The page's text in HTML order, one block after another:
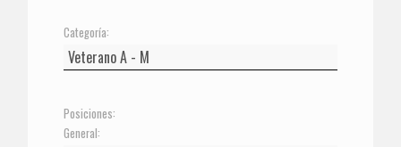
Categoría:
Posiciones:
General: